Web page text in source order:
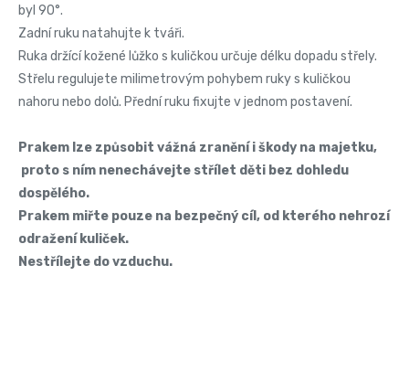
byl 90°.
Zadní ruku natahujte k tváři.
Ruka držící kožené lůžko s kuličkou určuje délku dopadu střely.
Střelu regulujete milimetrovým pohybem ruky s kuličkou
nahoru nebo dolů. Přední ruku fixujte v jednom postavení.
Prakem lze způsobit vážná zranění i škody na majetku,
proto s ním nenechávejte střílet děti bez dohledu
dospělého.
Prakem miřte pouze na bezpečný cíl, od kterého nehrozí
odražení kuliček.
Nestřílejte do vzduchu.